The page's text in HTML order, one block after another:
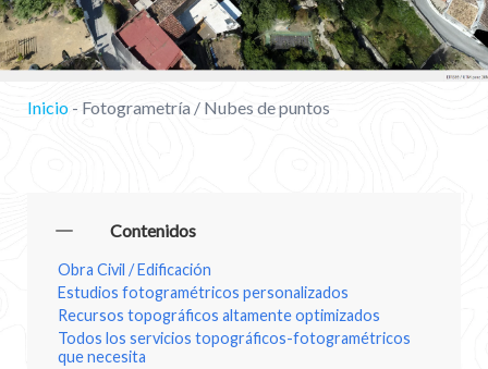
Inicio - Fotogrametría / Nubes de puntos
Contenidos
Obra Civil / Edificación
Estudios fotogramétricos personalizados
Recursos topográficos altamente optimizados
Todos los servicios topográficos-fotogramétricos
que necesita